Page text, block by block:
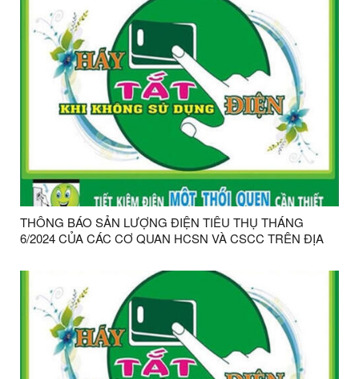
THÔNG BÁO SẢN LƯỢNG ĐIỆN TIÊU THỤ THÁNG
6/2024 CỦA CÁC CƠ QUAN HCSN VÀ CSCC TRÊN ĐỊA